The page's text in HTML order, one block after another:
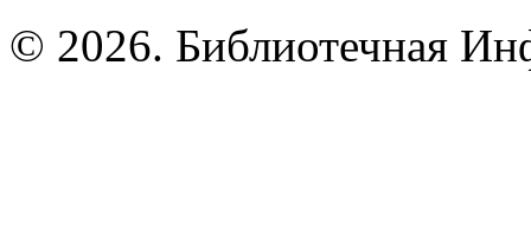
© 2026. Библиотечная